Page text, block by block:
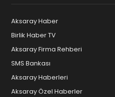
Aksaray Haber
Birlik Haber TV
Aksaray Firma Rehberi
SMS Bankası
Aksaray Haberleri
Aksaray Özel Haberler